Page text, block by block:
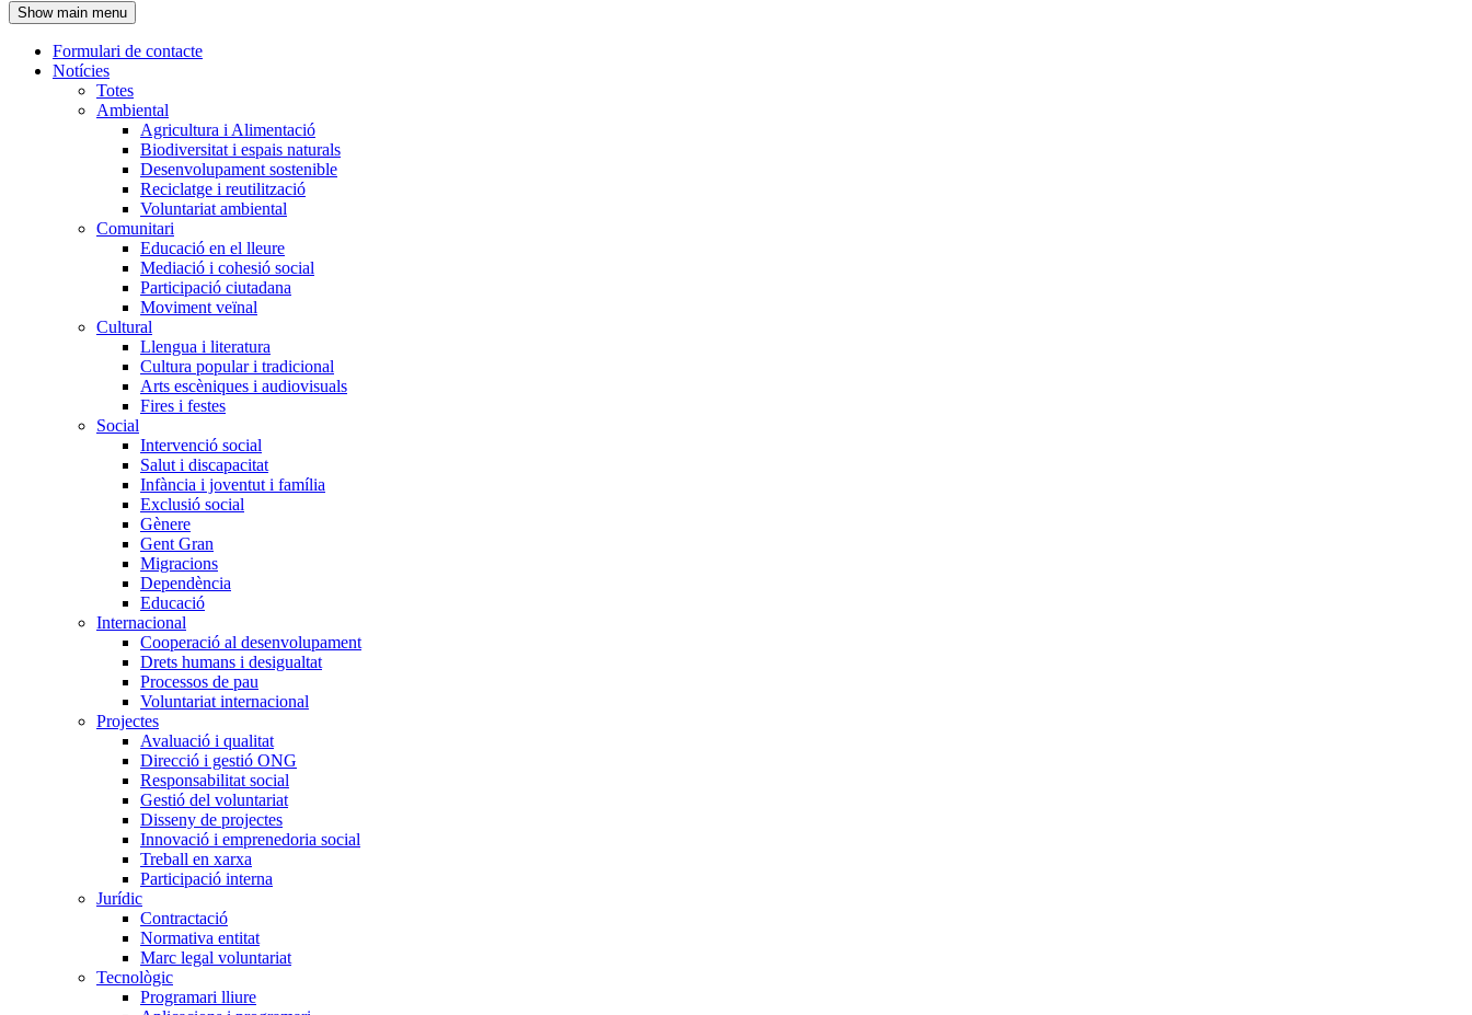
l'encapçalament
Show main menu
Navegació
principal
Formulari de contacte
Notícies
Totes
Ambiental
Agricultura i Alimentació
Biodiversitat i espais naturals
Desenvolupament sostenible
Reciclatge i reutilització
Voluntariat ambiental
Comunitari
Educació en el lleure
Mediació i cohesió social
Participació ciutadana
Moviment veïnal
Cultural
Llengua i literatura
Cultura popular i tradicional
Arts escèniques i audiovisuals
Fires i festes
Social
Intervenció social
Salut i discapacitat
Infància i joventut i família
Exclusió social
Gènere
Gent Gran
Migracions
Dependència
Educació
Internacional
Cooperació al desenvolupament
Drets humans i desigualtat
Processos de pau
Voluntariat internacional
Projectes
Avaluació i qualitat
Direcció i gestió ONG
Responsabilitat social
Gestió del voluntariat
Disseny de projectes
Innovació i emprenedoria social
Treball en xarxa
Participació interna
Jurídic
Contractació
Normativa entitat
Marc legal voluntariat
Tecnològic
Programari lliure